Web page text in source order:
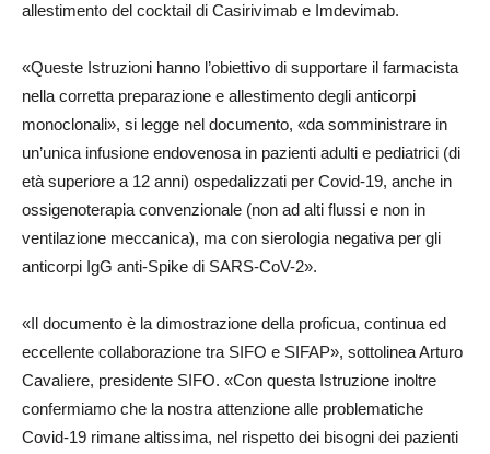
allestimento del cocktail di Casirivimab e Imdevimab.
«Queste Istruzioni hanno l’obiettivo di supportare il farmacista
nella corretta preparazione e allestimento degli anticorpi
monoclonali», si legge nel documento, «da somministrare in
un’unica infusione endovenosa in pazienti adulti e pediatrici (di
età superiore a 12 anni) ospedalizzati per Covid-19, anche in
ossigenoterapia convenzionale (non ad alti flussi e non in
ventilazione meccanica), ma con sierologia negativa per gli
anticorpi IgG anti-Spike di SARS-CoV-2».
«Il documento è la dimostrazione della proficua, continua ed
eccellente collaborazione tra SIFO e SIFAP», sottolinea Arturo
Cavaliere, presidente SIFO. «Con questa Istruzione inoltre
confermiamo che la nostra attenzione alle problematiche
Covid-19 rimane altissima, nel rispetto dei bisogni dei pazienti